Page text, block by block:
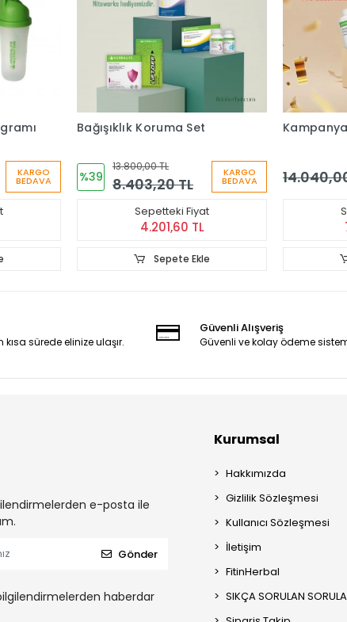
KARGO
BEDAVA
Bağışıklık Koruma Set
%39
13.800,00 TL
8.403,20 TL
KARGO
BEDAVA
Sepetteki Fiyat
4.201,60 TL
Sepete Ekle
kısa sürede elinize ulaşır.
Güvenli Alışveriş
Güvenli ve kolay ödeme
e-posta ile
Gönder
haberdar
Kurumsal
Hakkımızda
Gizlilik Sözleşmesi
Kullanıcı Sözleşmesi
İletişim
FitinHerbal
SIKÇA SORULAN